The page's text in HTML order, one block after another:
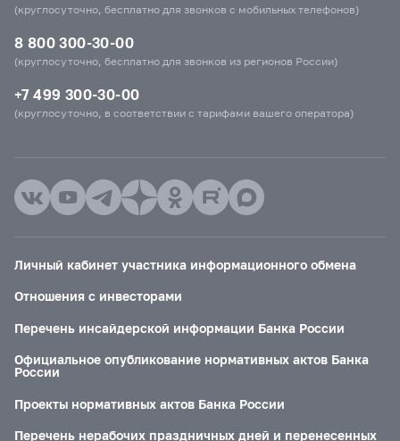
(круглосуточно, бесплатно для звонков с мобильных телефонов)
8 800 300-30-00
(круглосуточно, бесплатно для звонков из регионов России)
+7 499 300-30-00
(круглосуточно, в соответствии с тарифами вашего оператора)
Личный кабинет участника информационного обмена
Отношения с инвесторами
Перечень инсайдерской информации Банка России
Официальное опубликование нормативных актов Банка
России
Проекты нормативных актов Банка России
Перечень нерабочих праздничных дней и перенесенных